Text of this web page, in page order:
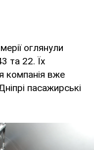
оглянули
та 22. Їх
компанія вже
пасажирські